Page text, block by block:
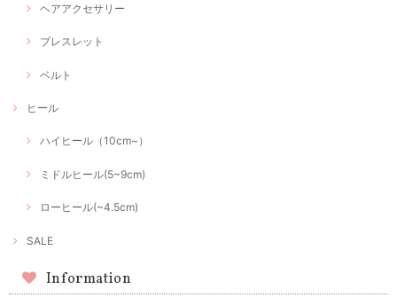
ヘアアクセサリー
ブレスレット
ベルト
ヒール
ハイヒール（10cm~）
ミドルヒール(5~9cm)
ローヒール(~4.5cm)
SALE
Information